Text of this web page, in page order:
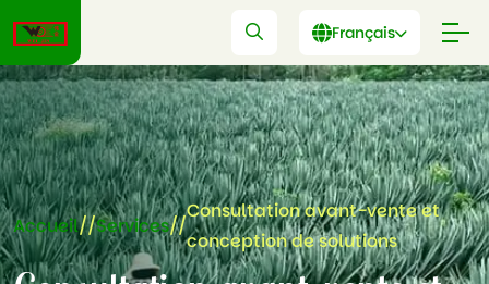
Français
Accueil//Services//
Consultation avant-vente et
conception de solutions